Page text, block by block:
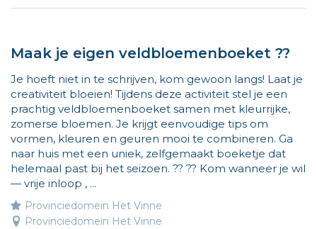
Maak je eigen veldbloemenboeket ??
Je hoeft niet in te schrijven, kom gewoon langs! Laat je
creativiteit bloeien! Tijdens deze activiteit stel je een
prachtig veldbloemenboeket samen met kleurrijke,
zomerse bloemen. Je krijgt eenvoudige tips om
vormen, kleuren en geuren mooi te combineren. Ga
naar huis met een uniek, zelfgemaakt boeketje dat
helemaal past bij het seizoen. ?? ?? Kom wanneer je wil
— vrije inloop , ...
Provinciedomein Het Vinne
Provinciedomein Het Vinne